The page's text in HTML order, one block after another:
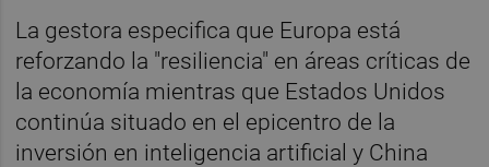
La gestora especifica que Europa está
reforzando la "resiliencia" en áreas críticas de
la economía mientras que Estados Unidos
continúa situado en el epicentro de la
inversión en inteligencia artificial y China